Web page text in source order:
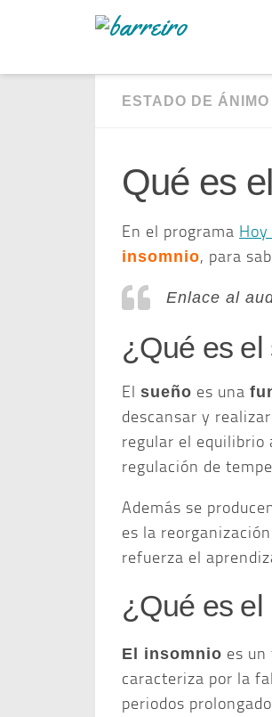
ESTADO DE ÁNIMO
Qué es
En el programa
insomnio, para
Enlace al
¿Qué es el
El sueño es una
descansar y
regular el equilibrio
regulación de
Además se
es la
refuerza el
¿Qué es
El insomnio es un
caracteriza por la
periodos